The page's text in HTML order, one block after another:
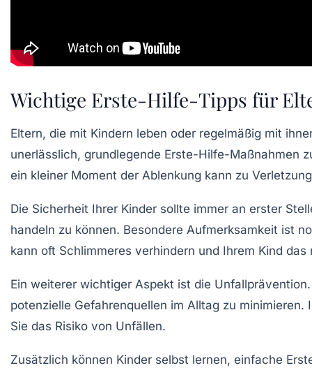
Wichtige Erste-Hilfe-Tipps für
Eltern, die mit Kindern leben oder regelmäßig mit
unerlässlich, grundlegende Erste-Hilfe-Maßnahmen
ein kleiner Moment der Ablenkung kann zu
Die Sicherheit Ihrer Kinder sollte immer an erster
handeln zu können. Besondere Aufmerksamkeit ist
kann oft Schlimmeres verhindern und Ihrem Kind
Ein weiterer wichtiger Aspekt ist die Unfallprävention
potenzielle Gefahrenquellen im Alltag zu
Sie das Risiko von Unfällen.
Zusätzlich können Kinder selbst lernen, einfache